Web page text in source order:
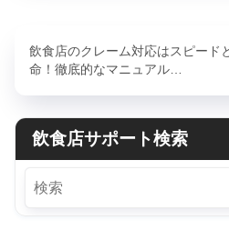
飲食店のクレーム対応はスピード
命！徹底的なマニュアル…
飲食店サポート検索